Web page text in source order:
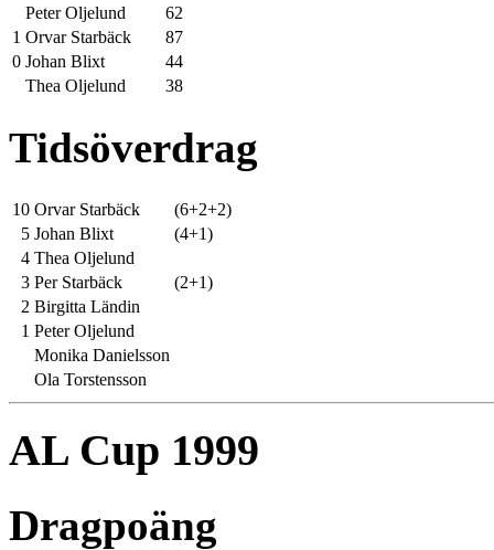
Peter Oljelund
62
1 Orvar Starbäck
87
0 Johan Blixt
44
Thea Oljelund
38
Tidsöverdrag
10 Orvar Starbäck
(6+2+2)
5 Johan Blixt
(4+1)
4 Thea Oljelund
3 Per Starbäck
(2+1)
2 Birgitta Ländin
1 Peter Oljelund
Monika Danielsson
Ola Torstensson
AL Cup 1999
Dragpoäng